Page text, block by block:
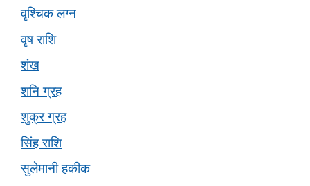
वृश्चिक लग्न
वृष राशि
शंख
शनि ग्रह
शुक्र ग्रह
सिंह राशि
सुलेमानी हकीक